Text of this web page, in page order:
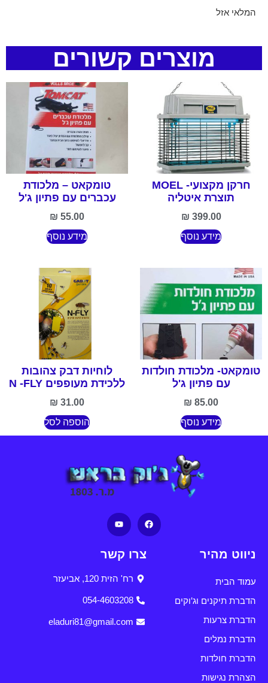
המלאי אזל
מוצרים קשורים
חרקן מקצועי- MOEL
תוצרת איטליה
399.00
₪
מידע נוסף
טומקאט – מלכודת
עכברים עם פתיון ג'ל
55.00
₪
מידע נוסף
טומקאט- מלכודת חולדות
עם פתיון ג'ל
85.00
₪
מידע נוסף
לוחיות דבק צהובות
ללכידת מעופפים N -FLY
31.00
₪
הוספה לסל
ניווט מהיר
עמוד הבית
הדברת תיקנים וג'וקים
הדברת צרעות
הדברת נמלים
הדברת חולדות
הצהרת נגישות
צרו קשר
רח' הזית 120, אביעזר
054-4603208
eladuri81@gmail.com